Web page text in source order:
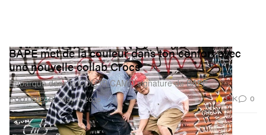
FOOTWEAR
BAPE met de la couleur dans ton confort avec
une nouvelle collab Crocs
Débarque dans le COLOR CAMO signature de BAPE.
May 11, 2026 3.1K 0